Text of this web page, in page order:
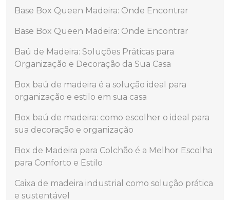
Base Box Queen Madeira: Onde Encontrar
Base Box Queen Madeira: Onde Encontrar
Baú de Madeira: Soluções Práticas para
Organização e Decoração da Sua Casa
Box baú de madeira é a solução ideal para
organização e estilo em sua casa
Box baú de madeira: como escolher o ideal para
sua decoração e organização
Box de Madeira para Colchão é a Melhor Escolha
para Conforto e Estilo
Caixa de madeira industrial como solução prática
e sustentável